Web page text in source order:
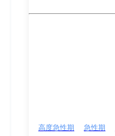
高度急性期 急性期